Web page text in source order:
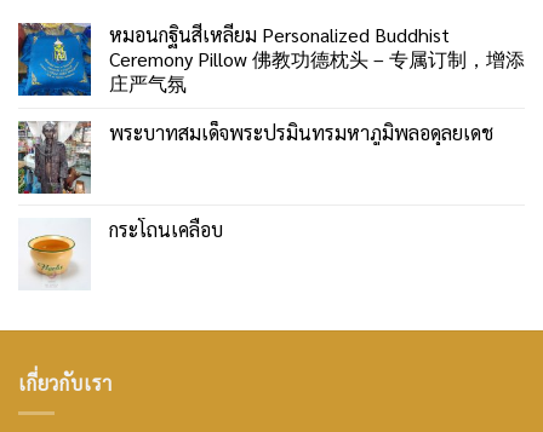
หมอนกฐินสี่เหลี่ยม Personalized Buddhist
Ceremony Pillow 佛教功德枕头 – 专属订制，增添
庄严气氛
พระบาทสมเด็จพระปรมินทรมหาภูมิพลอดุลยเดช
กระโถนเคลือบ
เกี่ยวกับเรา